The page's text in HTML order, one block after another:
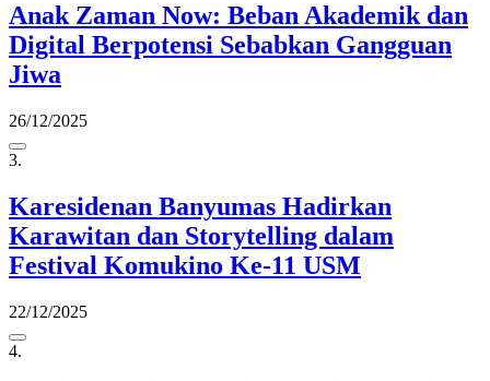
Anak Zaman Now: Beban Akademik dan
Digital Berpotensi Sebabkan Gangguan
Jiwa
26/12/2025
3.
Karesidenan Banyumas Hadirkan
Karawitan dan Storytelling dalam
Festival Komukino Ke-11 USM
22/12/2025
4.